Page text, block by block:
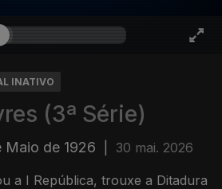
INATIVO
(3ª Série)
Maio de 1926 30 mai. 2026
a I República, trouxe a Ditadura